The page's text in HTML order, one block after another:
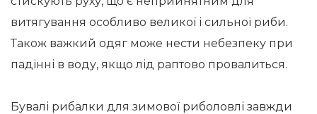
витягування особливо великої і сильної риби.
Також важкий одяг може нести небезпеку при
падінні в воду, якщо лід раптово провалиться.
Бувалі рибалки для зимової риболовлі завжди